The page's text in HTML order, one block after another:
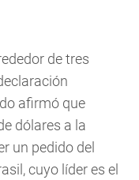
de tres
afirmó que
dólares a la
un pedido del
cuyo líder es el